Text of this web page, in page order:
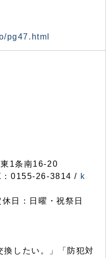
pg47.html
1条南16-20
0155-26-3814 / k
日：日曜・祝祭日
換したい。」「防犯対